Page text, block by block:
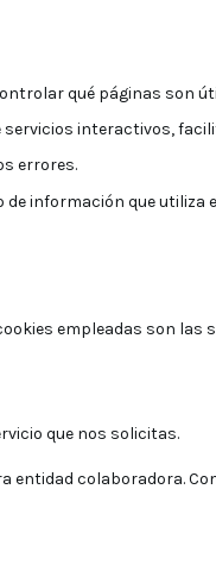
qué páginas son
interactivos,
errores.
información que utiliza
empleadas son las
que nos solicitas.
entidad colaboradora.